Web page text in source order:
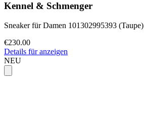
Kennel & Schmenger
Sneaker für Damen 101302995393 (Taupe)
€230.00
Details für anzeigen
NEU